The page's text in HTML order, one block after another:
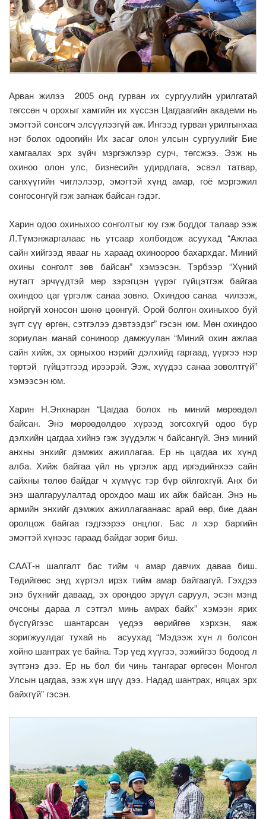
Арван жилээ 2005 онд гурван их сургуулийн урилгатай
төгссөн ч орохыг хамгийн их хүссэн Цагдаагийн академи нь
эмэгтэй сонсогч элсүүлээгүй аж. Ингээд гурван урилгынхаа
нэг болох одоогийн Их засаг олон улсын сургуулийг Бие
хамгаалах эрх зүйч мэргэжлээр сурч, төгсжээ. Ээж нь
охиноо олон улс, бизнесийн удирдлага, эсвэл татвар,
санхүүгийн чиглэлээр, эмэгтэй хүнд амар, гоё мэргэжил
сонгосонгүй гэж загнаж байсан гэдэг.
Харин одоо охиныхоо сонголтыг юу гэж боддог талаар ээж
Л.Түмэнжаргалаас нь утсаар холбогдож асуухад “Ажлаа
сайн хийгээд явааг нь хараад охиноороо бахархдаг. Миний
охины сонголт зөв байсан” хэмээсэн. Тэрбээр “Хүний
нутагт эрчүүдтэй мөр зэрэгцэн үүрэг гүйцэтгэж байгаа
охиндоо цаг үргэлж санаа зовно. Охиндоо санаа чилээж,
нойргүй хоносон шөнө цөөнгүй. Орой болгон охиныхоо буй
зүгт сүү өргөн, сэтгэлээ дэвтээдэг” гэсэн юм. Мөн охиндоо
зориулан манай сониноор дамжуулан “Миний охин ажлаа
сайн хийж, эх орныхоо нэрийг дэлхийд гаргаад, үүргээ нэр
төртэй гүйцэтгээд ирээрэй. Ээж, хүүдээ санаа зоволтгүй”
хэмээсэн юм.
Харин Н.Энхнаран “Цагдаа болох нь миний мөрөөдөл
байсан. Энэ мөрөөдөлдөө хүрээд зогсохгүй одоо бүр
дэлхийн цагдаа хийнэ гэж зүүдэлж ч байсангүй. Энэ миний
анхны энхийг дэмжих ажиллагаа. Ер нь цагдаа их хүнд
алба. Хийж байгаа үйл нь үргэлж ард иргэдийнхээ сайн
сайхны төлөө байдаг ч хүмүүс тэр бүр ойлгохгүй. Анх би
энэ шалгаруулалтад орохдоо маш их айж байсан. Энэ нь
армийн энхийг дэмжих ажиллагаанаас арай өөр, бие даан
оролцож байгаа гэдгээрээ онцлог. Бас л хэр баргийн
эмэгтэй хүнээс гараад байдаг зориг биш.
СААТ-н шалгалт бас тийм ч амар давчих даваа биш.
Төдийгөөс энд хүртэл ирэх тийм амар байгаагүй. Гэхдээ
энэ бүхнийг даваад, эх орондоо эрүүл саруул, эсэн мэнд
очсоны дараа л сэтгэл минь амрах байх” хэмээн ярих
бүсгүйгээс шантарсан үедээ өөрийгөө хэрхэн, яаж
зоригжуулдаг тухай нь асуухад “Мэдээж хүн л болсон
хойно шантрах үе байна. Тэр үед хүүгээ, ээжийгээ бодоод л
зүтгэнэ дээ. Ер нь бол би чинь тангараг өргөсөн Монгол
Улсын цагдаа, ээж хүн шүү дээ. Надад шантрах, няцах эрх
байхгүй” гэсэн.